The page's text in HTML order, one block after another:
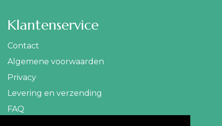
Klantenservice
Contact
Algemene voorwaarden
Privacy
Levering en verzending
FAQ